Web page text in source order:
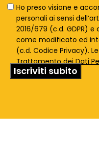
Privacy
Policy
Ho preso visione e
personali ai sensi
2016/679 (c.d. GDPR) e
come modificato ed
(c.d. Codice Privacy).
Trattamento dei Dati